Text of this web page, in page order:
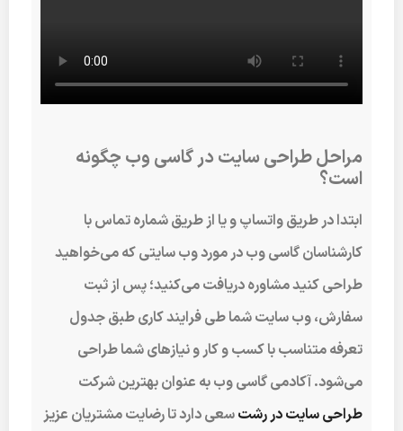
مراحل طراحی سایت در گاسی وب چگونه
است؟
ابتدا در طریق واتساپ و یا از طریق شماره تماس با
کارشناسان گاسی وب در مورد وب سایتی که می‌خواهید
طراحی کنید مشاوره دریافت می‌کنید؛ پس از ثبت
سفارش، وب سایت شما طی فرایند کاری طبق جدول
تعرفه متناسب با کسب و کار و نیازهای شما طراحی
می‌شود. آکادمی گاسی وب به عنوان بهترین شرکت
طراحی سایت در رشتسعی دارد تا رضایت مشتریان عزیز